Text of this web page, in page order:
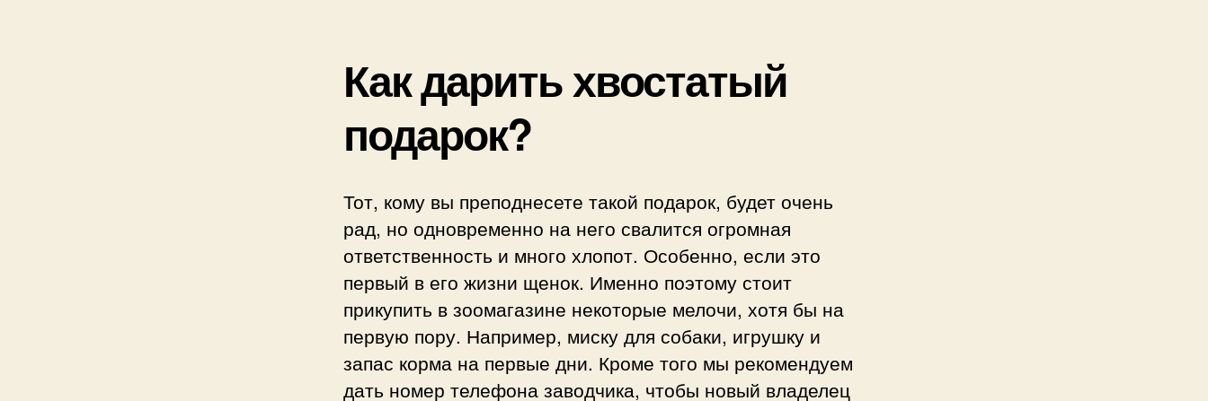
Как дарить хвостатый
подарок?
Тот, кому вы преподнесете такой подарок, будет очень
рад, но одновременно на него свалится огромная
ответственность и много хлопот. Особенно, если это
первый в его жизни щенок. Именно поэтому стоит
прикупить в зоомагазине некоторые мелочи, хотя бы на
первую пору. Например, миску для собаки, игрушку и
запас корма на первые дни. Кроме того мы рекомендуем
дать номер телефона заводчика, чтобы новый владелец